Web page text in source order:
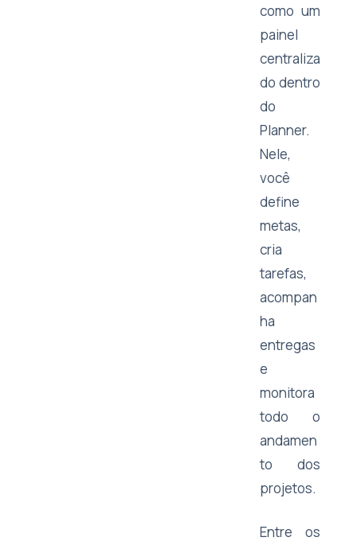
como um
painel
centraliza
do dentro
do
Planner.
Nele,
você
define
metas,
cria
tarefas,
acompan
ha
entregas
e
monitora
todo o
andamen
to dos
projetos.
Entre os